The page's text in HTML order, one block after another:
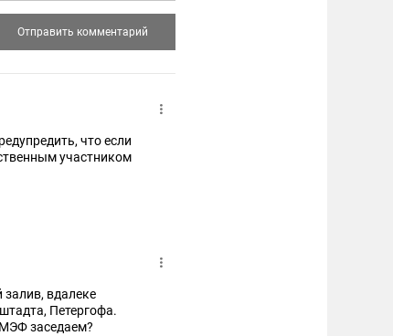
что если
участником
вдалеке
Петергофа.
заседаем?